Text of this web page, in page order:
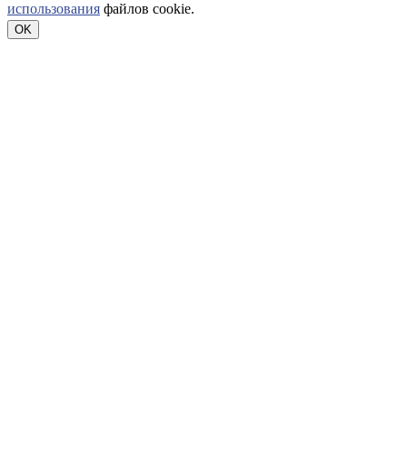
использования файлов cookie.
OK